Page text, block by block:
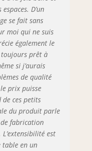
D’un
se fait sans
moi qui ne suis
également le
toujours prêt à
si j’aurais
de qualité
prix puisse
ces petits
du produit parle
de fabrication
est
en un